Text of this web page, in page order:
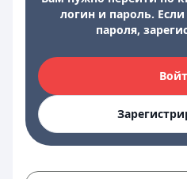
логин и пароль.
пароля,